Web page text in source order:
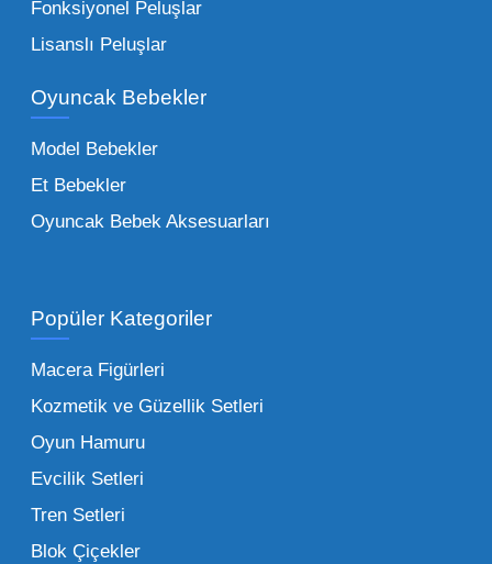
Çocuk Oyuncakları Toptan Seçenekleri:
Bebeklik döneminden ergenliğe kadar geniş
toptan tedariği yaparken, piyasadaki en son
figürlerden geleneksel oyun setlerine kadar
her şeyi portföyümüzde bulabilirsiniz.
İşletmeler için toptan oyuncak satış ve alımı
şüphesiz ki birim maliyetin düşmesidir.
Oyuncak toptan kanalına geçildiğinde,
perakende satış fiyatı ile alış fiyatı arasındaki
makas açılır ve bu da ciddi kâr marjları elde
edilmesini sağlar. Toplu alımlarda uygulanan
Fonksiyonel Peluşlar
Lisanslı Peluşlar
Oyuncak Bebekler
Model Bebekler
Et Bebekler
Oyuncak Bebek Aksesuarları
Popüler Kategoriler
Macera Figürleri
Kozmetik ve Güzellik Setleri
Oyun Hamuru
Evcilik Setleri
Tren Setleri
Blok Çiçekler